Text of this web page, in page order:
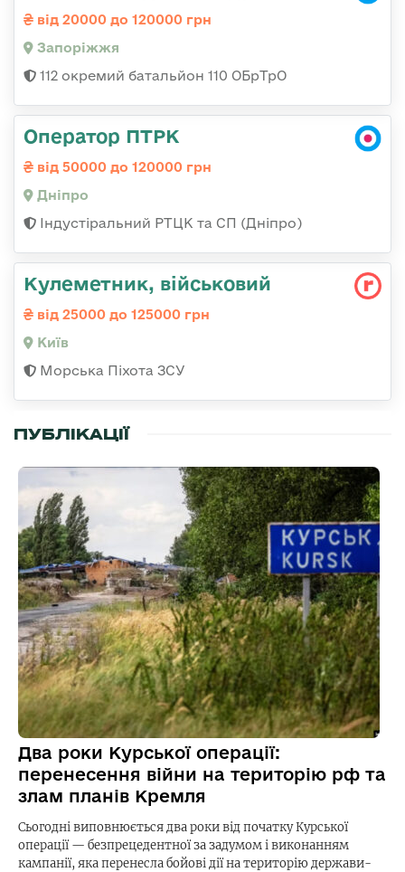
від 20000 до 120000 грн
Запоріжжя
112 окремий батальйон 110 ОБрТрО
Оператор ПТРК
від 50000 до 120000 грн
Дніпро
Індустіральний РТЦК та СП (Дніпро)
Кулеметник, військовий
від 25000 до 125000 грн
Київ
Морська Піхота ЗСУ
ПУБЛІКАЦІЇ
Два роки Курської операції:
перенесення війни на територію рф та
злам планів Кремля
Сьогодні виповнюється два роки від початку Курської
операції — безпрецедентної за задумом і виконанням
кампанії, яка перенесла бойові дії на територію держави-